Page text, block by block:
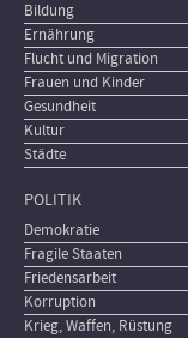
Bildung
Ernährung
Flucht und Migration
Frauen und Kinder
Gesundheit
Kultur
Städte
POLITIK
Demokratie
Fragile Staaten
Friedensarbeit
Korruption
Krieg, Waffen, Rüstung